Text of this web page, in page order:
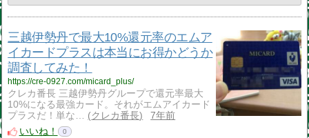
三越伊勢丹で最大10%還元率のエムア
イカードプラスは本当にお得かどうか
調査してみた！
https://cre-0927.com/micard_plus/
クレカ番長 三越伊勢丹グループで還元率最大
10%になる最強カード。それがエムアイカード
プラスだ！単な…
クレカ番長
7年前
いいね！
0